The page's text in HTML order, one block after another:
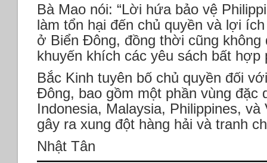
Bà Mao nói: “Lời hứa bảo vệ
làm tổn hại đến chủ quyền và lợi
ở Biển Đông, đồng thời cũng
khuyến khích các yêu sách bất hợp
Bắc Kinh tuyên bố chủ quyền đối
Đông, bao gồm một phần vùng đặc
Indonesia, Malaysia, Philippines,
gây ra xung đột hàng hải và tranh
Nhật Tân